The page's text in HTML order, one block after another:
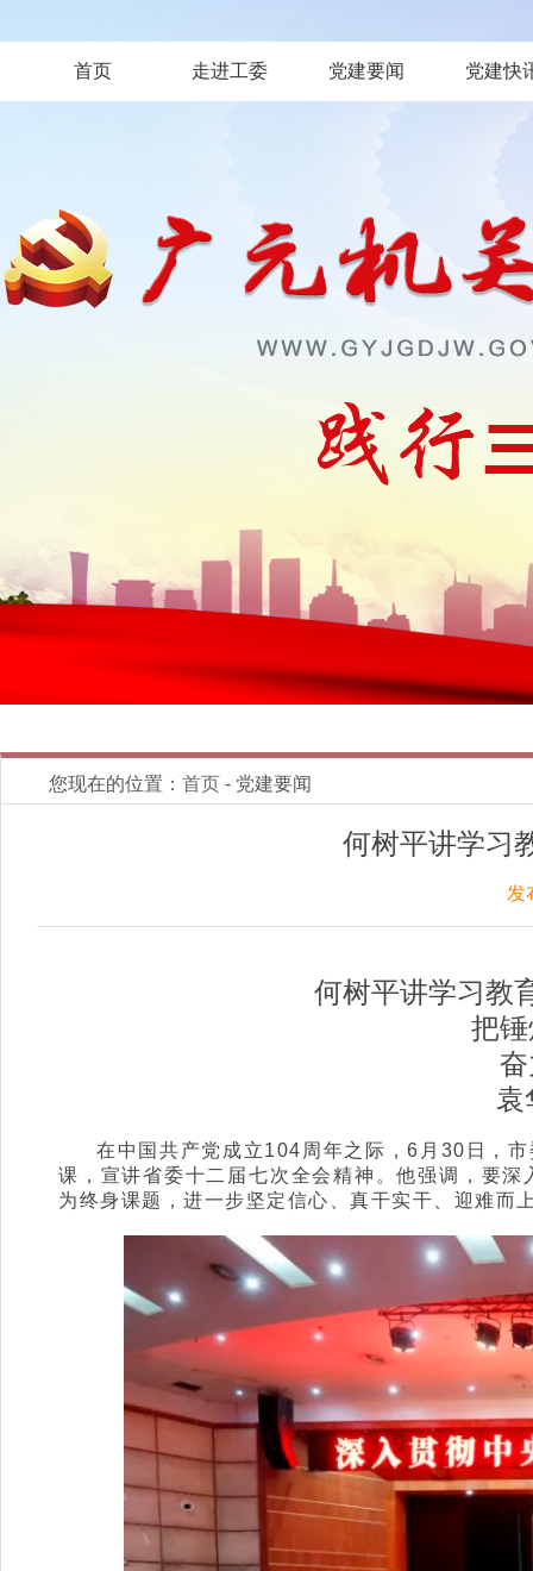
首页 走进工委 党建要闻 党建快
您现在的位置： 首页 - 党建要闻
何树平讲学习
发
何树平讲学习教
把
袁
在中国共产党成立104周年之际，6月30日，
课，宣讲省委十二届七次全会精神。他强调，要
为终身课题，进一步坚定信心、真干实干、迎难而